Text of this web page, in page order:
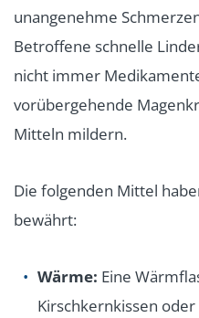
unangenehme
Betroffene schnelle
nicht immer
vorübergehende
Mitteln mildern.
Die folgenden Mittel
bewährt:
Wärme: Eine
Kirschkernkissen